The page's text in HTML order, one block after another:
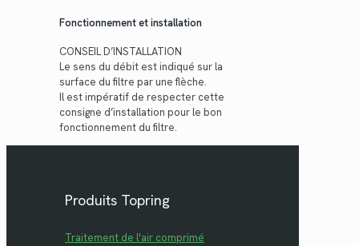
Fonctionnement et installation
CONSEIL D’INSTALLATION
Le sens du débit est indiqué sur la
surface du filtre par une flèche.
Il est impératif de respecter cette
consigne d’installation pour le bon
fonctionnement du filtre.
Produits Topring
Traitement de l'air comprimé